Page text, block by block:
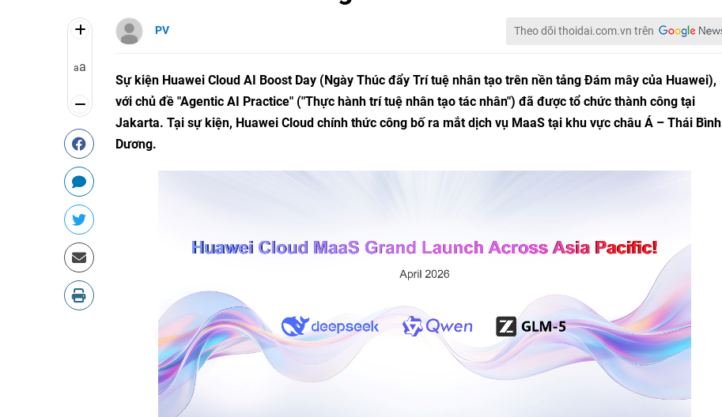
aa
PV Theo dõi thoidai.com.vn trên
Sự kiện Huawei Cloud AI Boost Day (Ngày Thúc đẩy Trí tuệ nhân tạo trên nền tảng Đám mây của Huawei),
với chủ đề "Agentic AI Practice" ("Thực hành trí tuệ nhân tạo tác nhân") đã được tổ chức thành công tại
Jakarta. Tại sự kiện, Huawei Cloud chính thức công bố ra mắt dịch vụ MaaS tại khu vực châu Á – Thái Bình
Dương.